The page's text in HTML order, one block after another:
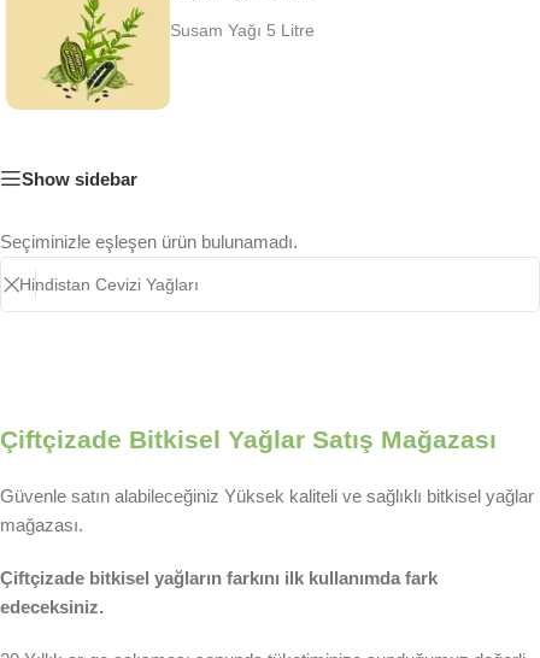
Susam Yağı 5 Litre
Show sidebar
Seçiminizle eşleşen ürün bulunamadı.
Çiftçizade Bitkisel Yağlar Satış Mağazası
Güvenle satın alabileceğiniz Yüksek kaliteli ve sağlıklı bitkisel yağlar
mağazası.
Çiftçizade bitkisel yağların farkını ilk kullanımda fark
edeceksiniz.